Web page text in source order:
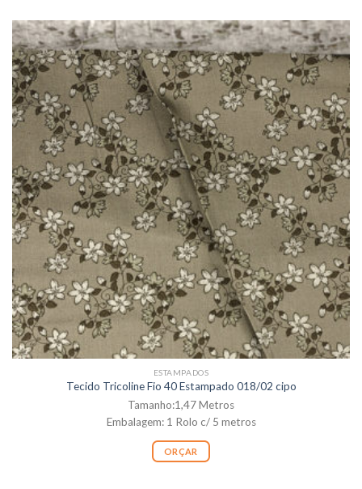
ESTAMPADOS
Tecido Tricoline Fio 40 Estampado 018/02 cipo
Tamanho:1,47 Metros
Embalagem: 1 Rolo c/ 5 metros
ORÇAR